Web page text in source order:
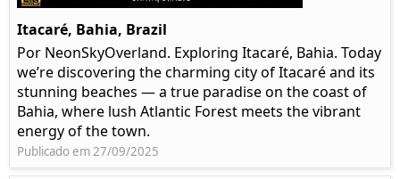
Itacaré, Bahia, Brazil
Por NeonSkyOverland. Exploring Itacaré, Bahia. Today
we’re discovering the charming city of Itacaré and its
stunning beaches — a true paradise on the coast of
Bahia, where lush Atlantic Forest meets the vibrant
energy of the town.
Publicado em 27/09/2025